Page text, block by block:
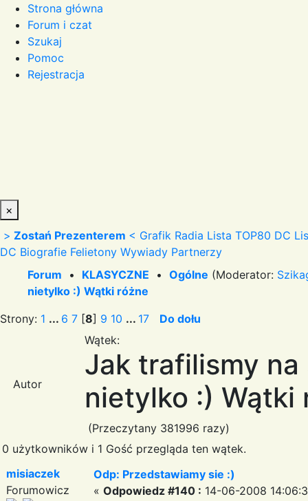
Strona główna
Forum i czat
Szukaj
Pomoc
Rejestracja
×
> Zostań Prezenterem < Grafik Radia Lista TOP80 DC
DC Biografie Felietony Wywiady Partnerzy
Forum • KLASYCZNE • Ogólne (Moderator:
nietylko :) Wątki różne
Strony: 1 ... 6 7 [8] 9 10 ... 17 Do dołu
Autor
Wątek:
Jak trafilismy
nietylko :) Wątki
(Przeczytany 381996 razy)
0 użytkowników i 1 Gość przegląda ten wątek.
misiaczek
Forumowicz
Odp: Przedstawiamy sie :)
« Odpowiedz #140 : 14-06-2008